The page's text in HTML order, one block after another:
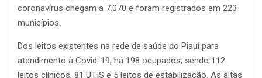
coronavírus chegam a 7.070 e foram registrados em 223
municípios.
Dos leitos existentes na rede de saúde do Piauí para
atendimento à Covid-19, há 198 ocupados, sendo 112
leitos clínicos, 81 UTIS e 5 leitos de estabilização. As altas